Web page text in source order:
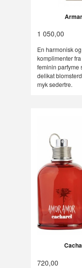
1 050,00
En harmonisk
komplimenter
feminin parfyme
delikat
myk sedertre.
720,00